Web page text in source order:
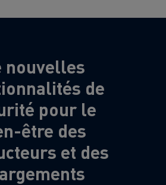
nouvelles
de
pour le
être des
et des